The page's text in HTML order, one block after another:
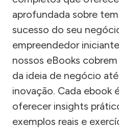
aprofundada sobre
sucesso do seu
empreendedor
nossos eBooks
da ideia de negócio
inovação. Cada ebook
oferecer insights
exemplos reais e